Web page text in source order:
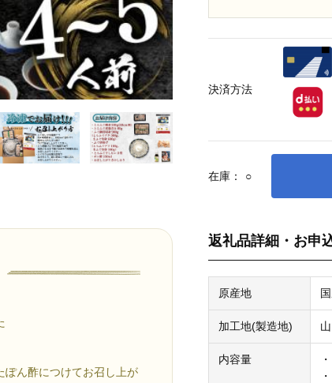
ぽん酢につけてお召し上が
在庫： ○
返礼品詳細・お申
原産地
加工地(製造地)
内容量
決済方法